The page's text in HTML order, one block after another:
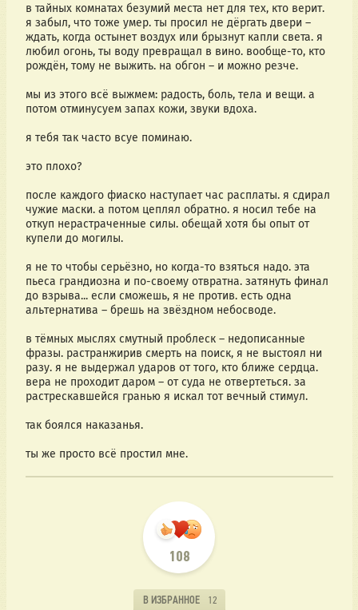
в тайных комнатах безумий места нет для тех, кто верит.
я забыл, что тоже умер. ты просил не дёргать двери –
ждать, когда остынет воздух или брызнут капли света. я
любил огонь, ты воду превращал в вино. вообще-то, кто
рождён, тому не выжить. на обгон – и можно резче.
мы из этого всё выжмем: радость, боль, тела и вещи. а
потом отминусуем запах кожи, звуки вдоха.
я тебя так часто всуе поминаю.
это плохо?
после каждого фиаско наступает час расплаты. я сдирал
чужие маски. а потом цеплял обратно. я носил тебе на
откуп нерастраченные силы. обещай хотя бы опыт от
купели до могилы.
я не то чтобы серьёзно, но когда-то взяться надо. эта
пьеса грандиозна и по-своему отвратна. затянуть финал
до взрыва... если сможешь, я не против. есть одна
альтернатива – брешь на звёздном небосводе.
в тёмных мыслях смутный проблеск – недописанные
фразы. растранжирив смерть на поиск, я не выстоял ни
разу. я не выдержал ударов от того, кто ближе сердца.
вера не проходит даром – от суда не отвертеться. за
растрескавшейся гранью я искал тот вечный стимул.
так боялся наказанья.
ты же просто всё простил мне.
108
В ИЗБРАННОЕ 12